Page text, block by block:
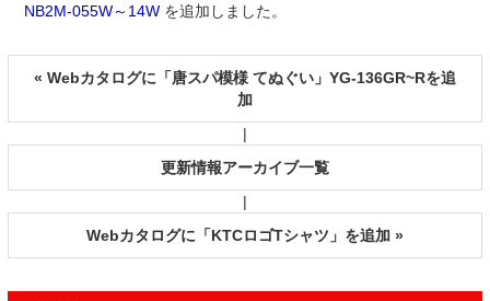
NB2M-055W～14W を追加しました。
« Webカタログに「唐スパ模様 てぬぐい」YG-136GR~Rを追
加
|
更新情報アーカイブ一覧
|
Webカタログに「KTCロゴTシャツ」を追加 »